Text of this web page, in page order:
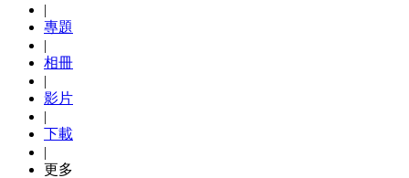
|
專題
|
相冊
|
影片
|
下載
|
更多